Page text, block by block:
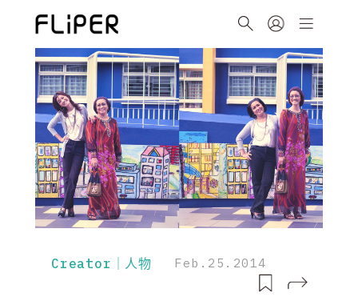
Creator｜人物 Feb.25.2014